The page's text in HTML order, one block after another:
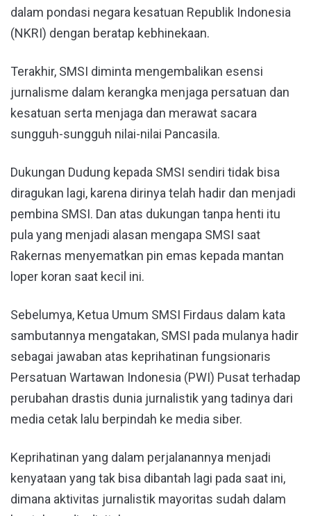
dalam pondasi negara kesatuan Republik Indonesia
(NKRI) dengan beratap kebhinekaan.
Terakhir, SMSI diminta mengembalikan esensi
jurnalisme dalam kerangka menjaga persatuan dan
kesatuan serta menjaga dan merawat sacara
sungguh-sungguh nilai-nilai Pancasila.
Dukungan Dudung kepada SMSI sendiri tidak bisa
diragukan lagi, karena dirinya telah hadir dan menjadi
pembina SMSI. Dan atas dukungan tanpa henti itu
pula yang menjadi alasan mengapa SMSI saat
Rakernas menyematkan pin emas kepada mantan
loper koran saat kecil ini.
Sebelumya, Ketua Umum SMSI Firdaus dalam kata
sambutannya mengatakan, SMSI pada mulanya hadir
sebagai jawaban atas keprihatinan fungsionaris
Persatuan Wartawan Indonesia (PWI) Pusat terhadap
perubahan drastis dunia jurnalistik yang tadinya dari
media cetak lalu berpindah ke media siber.
Keprihatinan yang dalam perjalanannya menjadi
kenyataan yang tak bisa dibantah lagi pada saat ini,
dimana aktivitas jurnalistik mayoritas sudah dalam